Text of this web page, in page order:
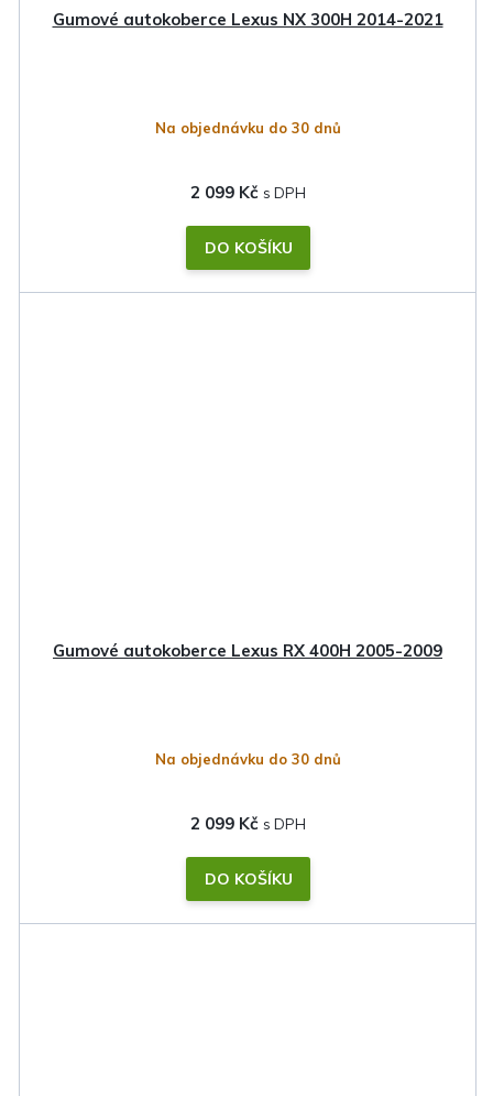
Gumové autokoberce Lexus NX 300H 2014-2021
Na objednávku do 30 dnů
2 099 Kč
DO KOŠÍKU
Gumové autokoberce Lexus RX 400H 2005-2009
Na objednávku do 30 dnů
2 099 Kč
DO KOŠÍKU